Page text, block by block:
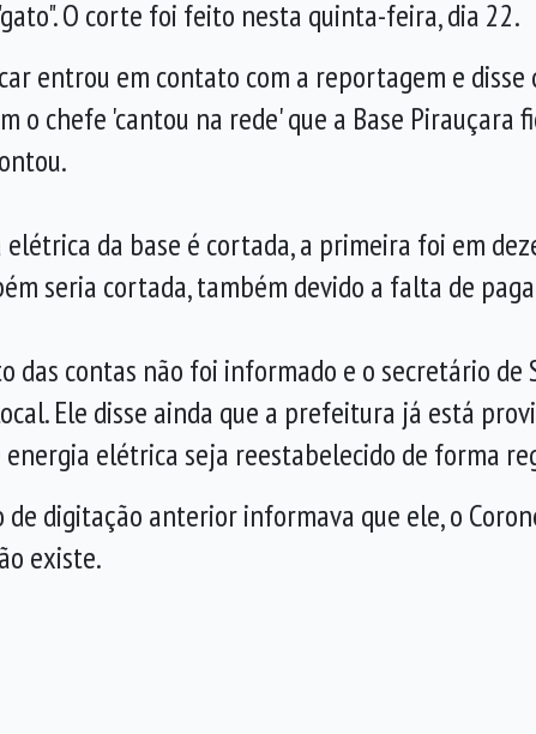
O corte foi feito nesta quinta-feira, dia 22.
entrou em contato com a reportagem e
o chefe 'cantou na rede' que a Base Pirauçara
elétrica da base é cortada, a primeira foi em
seria cortada, também devido a falta de
contas não foi informado e o secretário de
Ele disse ainda que a prefeitura já está
elétrica seja reestabelecido de forma
digitação anterior informava que ele, o
existe.